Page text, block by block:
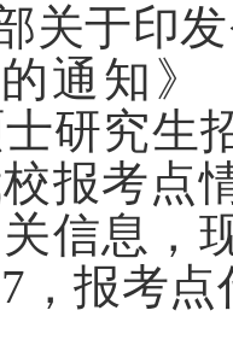
关于印发
的通知 》
研究生
校报考点
信息，
，报考点